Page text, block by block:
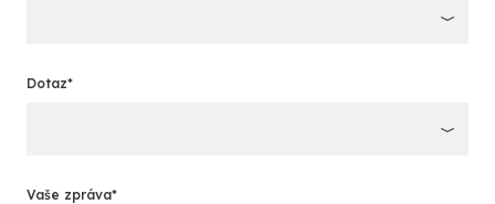
Dotaz*
Vaše zpráva*